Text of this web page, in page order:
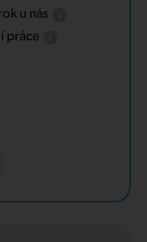
u nás
práce